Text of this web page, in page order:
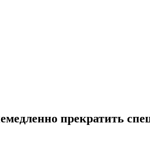
прекратить